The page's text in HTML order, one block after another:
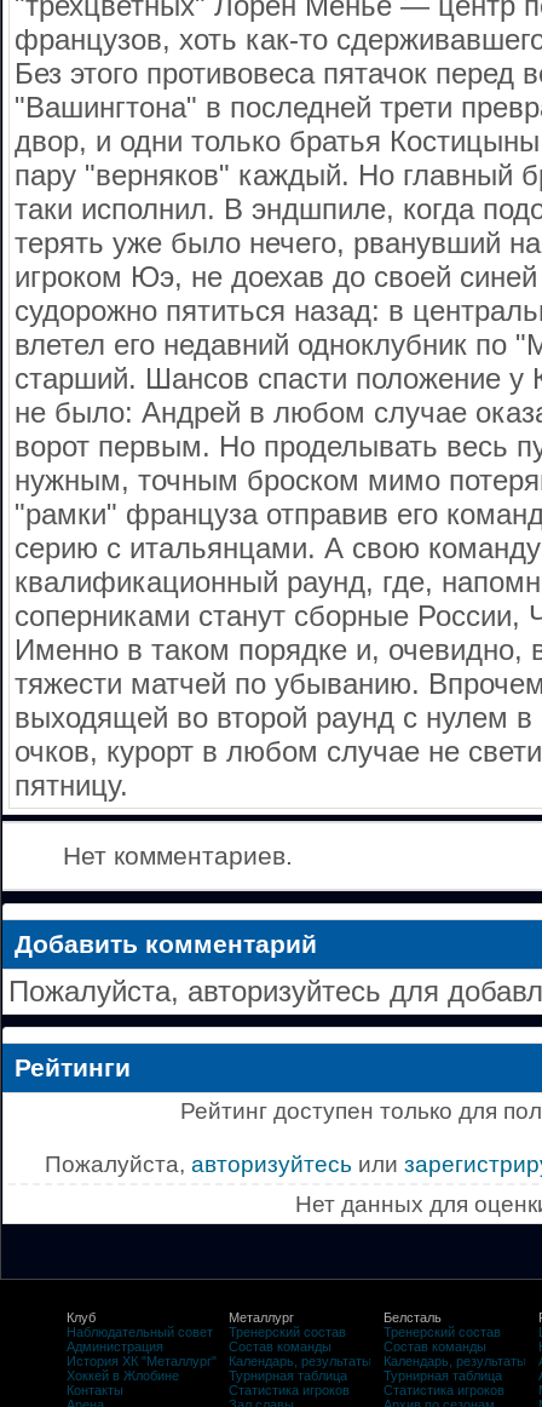
французов, хоть как-то
Без этого противовеса пятачок перед
"Вашингтона" в последней трети
двор, и одни только братья
пару "верняков" каждый. Но главный
таки исполнил. В эндшпиле, когда
терять уже было нечего, рванувший
игроком Юэ, не доехав до своей
судорожно пятиться назад: в
влетел его недавний одноклубник по
старший. Шансов спасти положение у
не было: Андрей в любом случае
ворот первым. Но проделывать весь
нужным, точным броском мимо
"рамки" француза отправив его
серию с итальянцами. А свою
квалификационный раунд, где,
соперниками станут сборные России,
Именно в таком порядке и, очевидно,
тяжести матчей по убыванию.
выходящей во второй раунд с нулем
очков, курорт в любом случае не
пятницу.
Нет комментариев.
Добавить комментарий
Пожалуйста, авторизуйтесь для
Рейтинги
Рейтинг доступен только для
Пожалуйста, авторизуйтесь или
Нет данных для
Клуб
Наблюдательный совет
Администрация
История ХК "Металлург"
Хоккей в Жлобине
Контакты
Металлург
Тренерский состав
Состав команды
Календарь, результаты
Турнирная таблица
Статистика игроков
Белсталь
Тренерский состав
Состав команды
Календарь, результаты
Турнирная таблица
Статистика игроков